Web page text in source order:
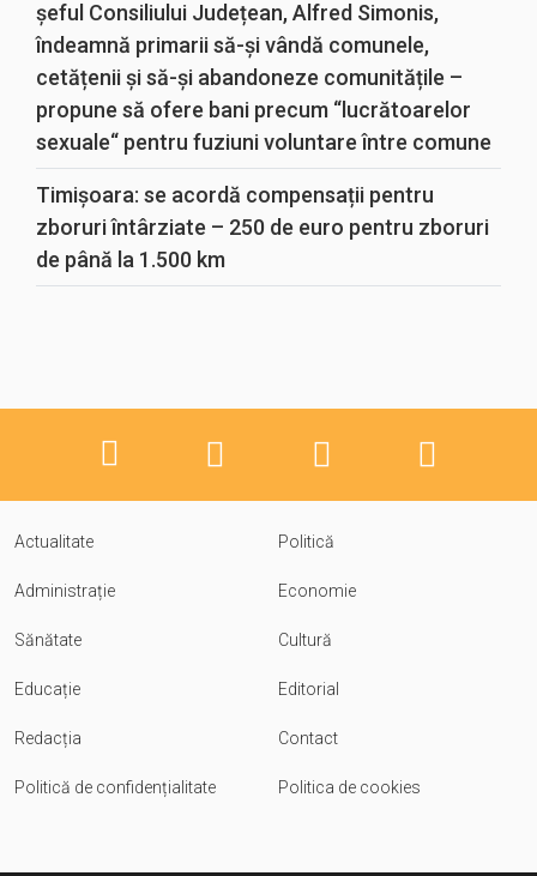
șeful Consiliului Județean, Alfred Simonis,
îndeamnă primarii să-și vândă comunele,
cetățenii și să-și abandoneze comunitățile –
propune să ofere bani precum “lucrătoarelor
sexuale“ pentru fuziuni voluntare între comune
Timișoara: se acordă compensații pentru
zboruri întârziate – 250 de euro pentru zboruri
de până la 1.500 km
Actualitate Politică
Administrație Economie
Sănătate Cultură
Educație Editorial
Redacția Contact
Politică de confidențialitate Politica de cookies